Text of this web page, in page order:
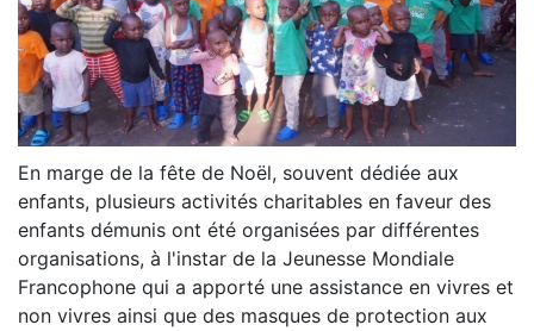
En marge de la fête de Noël, souvent dédiée aux
enfants, plusieurs activités charitables en faveur des
enfants démunis ont été organisées par différentes
organisations, à l'instar de la Jeunesse Mondiale
Francophone qui a apporté une assistance en vivres et
non vivres ainsi que des masques de protection aux